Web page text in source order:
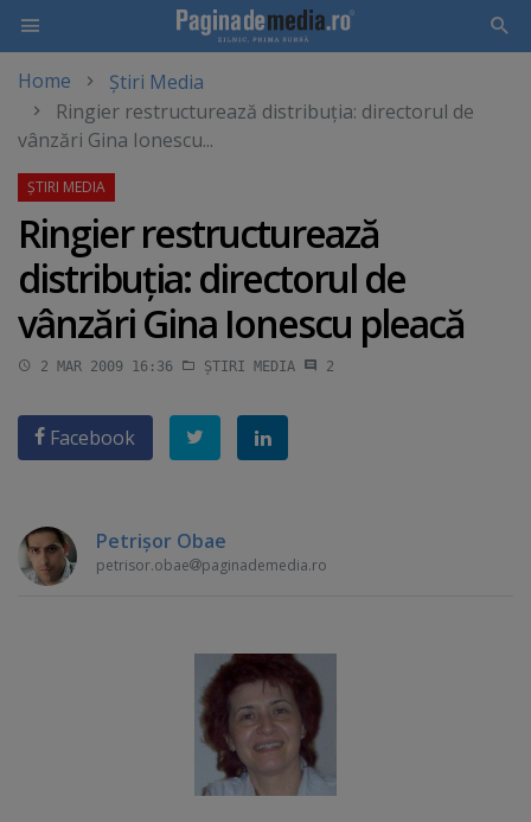
main
content
Home
Știri Media
Ringier restructurează distribuţia: directorul de
vânzări Gina Ionescu...
Ringier restructurează
distribuţia: directorul de
vânzări Gina Ionescu pleacă
2 MAR 2009 16:36 ȘTIRI MEDIA 2
Facebook
Petrişor Obae
petrisor.obae paginademedia.ro